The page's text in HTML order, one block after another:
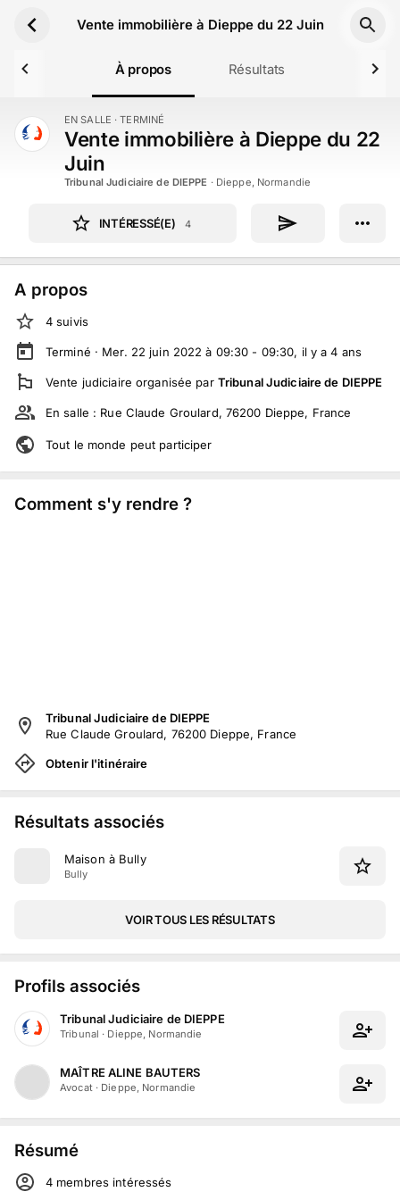
Vente immobilière à Dieppe du 22 Juin
À propos Résultats
TERMINÉ EN SALLE · TERMINÉ
Vente immobilière à Dieppe du 22
Juin
Tribunal Judiciaire de DIEPPE · Dieppe, Normandie
INTÉRESSÉ(E) 4
A propos
4 suivis
Terminé · Mer. 22 juin 2022 à 09:30 - 09:30, il y a4 ans
Vente judiciaire organisée par Tribunal Judiciaire de DIEPPE
En salle : Rue Claude Groulard, 76200 Dieppe, France
Tout le monde peut participer
Comment s'y rendre ?
Tribunal Judiciaire de DIEPPE
Rue Claude Groulard, 76200 Dieppe, France
Obtenir l'itinéraire
Résultats associés
Maison à Bully
Bully
VOIR TOUS LES RÉSULTATS
Profils associés
Tribunal Judiciaire de DIEPPE
Tribunal · Dieppe, Normandie
MAÎTRE ALINE BAUTERS
Avocat· Dieppe, Normandie
Résumé
4 membres intéressés